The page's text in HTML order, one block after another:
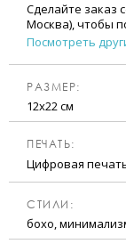
Сделайте заказ
Москва), чтобы
Посмотреть
РАЗМЕР:
12х22 см
ПЕЧАТЬ:
Цифровая
CТИЛИ:
бохо,